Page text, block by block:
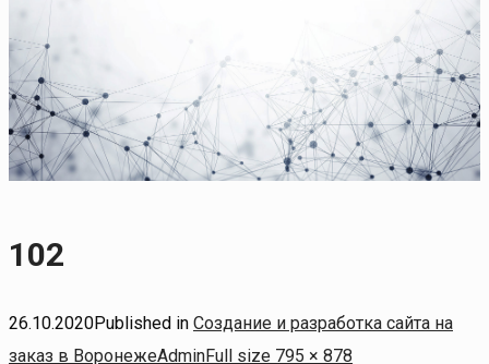
102
26.10.2020Published in Создание и разработка сайта на
заказ в ВоронежеAdminFull
Full size 795 × 878